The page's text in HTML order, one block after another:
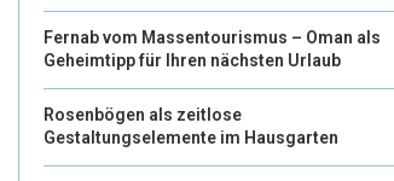
Fernab vom Massentourismus – Oman als
Geheimtipp für Ihren nächsten Urlaub
Rosenbögen als zeitlose
Gestaltungselemente im Hausgarten